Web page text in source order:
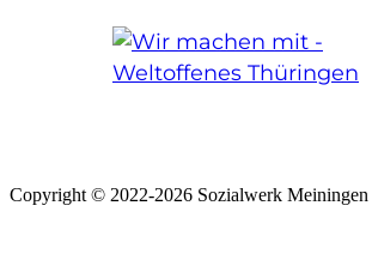
Copyright © 2022-2026 Sozialwerk